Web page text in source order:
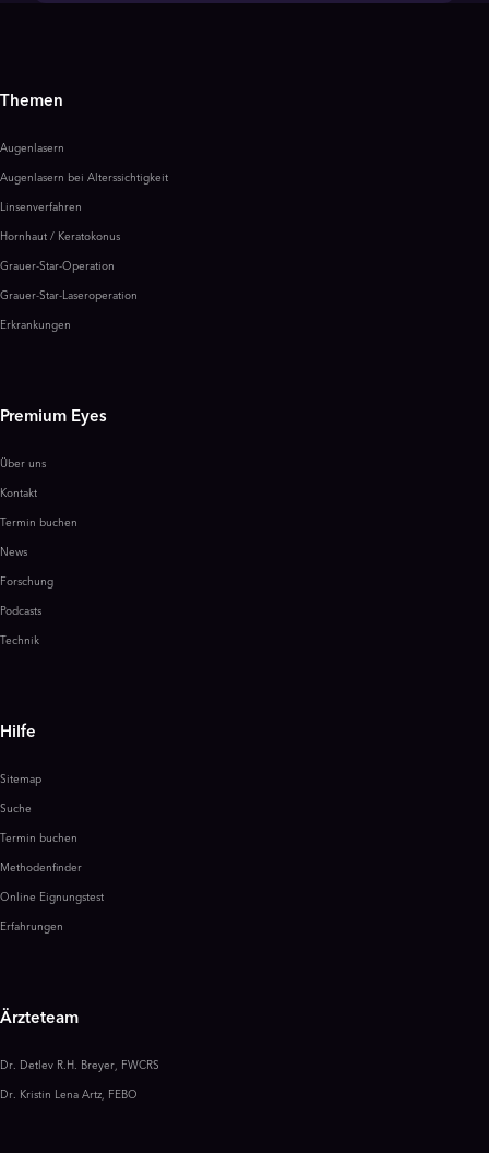
Themen
Augenlasern
Augenlasern bei Alterssichtigkeit
Linsenverfahren
Hornhaut / Keratokonus
Grauer-Star-Operation
Grauer-Star-Laseroperation
Erkrankungen
Premium Eyes
Über uns
Kontakt
Termin buchen
News
Forschung
Podcasts
Technik
Hilfe
Sitemap
Suche
Termin buchen
Methodenfinder
Online Eignungstest
Erfahrungen
Ärzteteam
Dr. Detlev R.H. Breyer, FWCRS
Dr. Kristin Lena Artz, FEBO